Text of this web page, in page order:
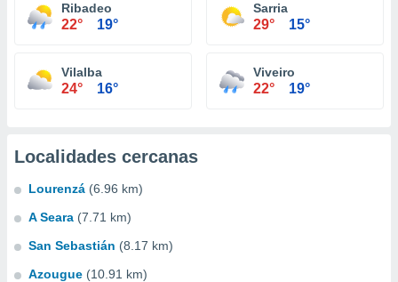
Ribadeo
22° 19°
Sarria
29° 15°
Vilalba
24° 16°
Viveiro
22° 19°
Localidades cercanas
Lourenzá (6.96 km)
A Seara (7.71 km)
San Sebastián (8.17 km)
Azougue (10.91 km)